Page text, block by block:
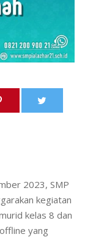
2023, SMP
kegiatan
kelas 8 dan
yang